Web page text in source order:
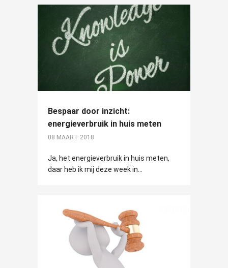
Bespaar door inzicht:
energieverbruik in huis meten
08 MAART 2018
Ja, het energieverbruik in huis meten,
daar heb ik mij deze week in...